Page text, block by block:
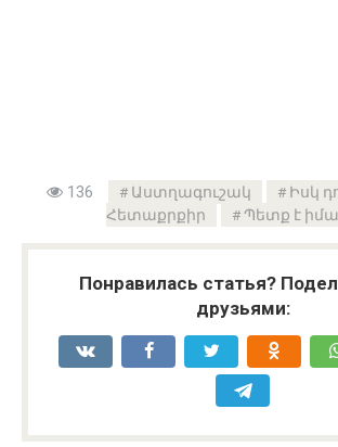
136 Աստղագուշակ
Իսկ
Հետաքրքիր
Պետք է
Понравилась статья?
друзьями: